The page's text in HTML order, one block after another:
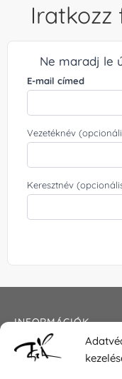
Iratkozz
Ne maradj le
E-mail címed
Vezetéknév
Keresztnév
INFORMÁCIÓK
Általános szerződési